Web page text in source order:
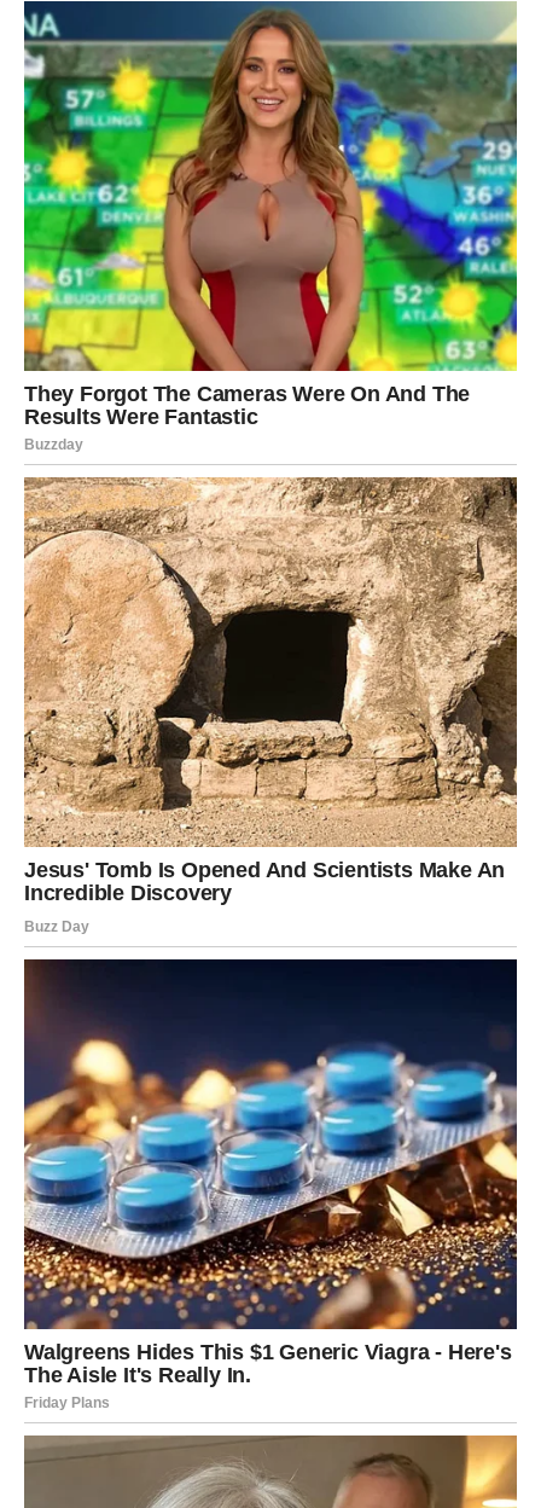
Pred vama su korisna otkrića.
Poruka zvijezda
Obratite pažnju na detalje.
RIBE
ISTINA KOJU OTKRIVATE OBJAŠNJAVA
POSLJEDNJE MJESECE
Ribe su apsolutni favoriti ovog horoskopa.
Zvijezde simbolično ukazuju da vam predstoji trenutak u
kojem će mnoge stvari konačno dobiti smisao. Ono što
vam je mjesecima djelovalo zbunjujuće ili nepravedno
sada će biti objašnjeno kroz razgovor, poruku ili
neočekivano saznanje.
Najveća promjena neće biti samo u informacijama koje
ćete dobiti, već u osjećaju olakšanja koji će uslijediti.
Kada shvatite širu sliku, biće vam mnogo lakše da
ostavite prošlost iza sebe i okrenete se onome što dolazi.
Poruka zvijezda
Istina je ponekad upravo ono što nam je potrebno da
bismo bez tereta krenuli naprijed.
Pred mnogim znakovima nalazi se period u kojem
Nekima slijedi razjašnjenje emotivne situacije, nekima
poslovna istina, a pojedini će konačno povezati sve
događaje iz posljednjih mjeseci.
Zvijezde poručuju da istina možda ne dolazi uvijek brzo,
ali kada se pojavi, često donosi upravo onu jasnoću koja
nam je potrebna da bismo krenuli dalje bez sumnje.